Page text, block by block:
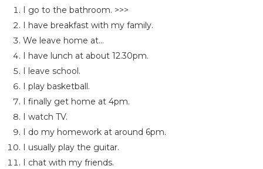
I go to the bathroom. >>>
I have breakfast with my family.
We leave home at...
I have lunch at about 12.30pm.
I leave school.
I play basketball.
I finally get home at 4pm.
I watch TV.
I do my homework at around 6pm.
I usually play the guitar.
I chat with my friends.